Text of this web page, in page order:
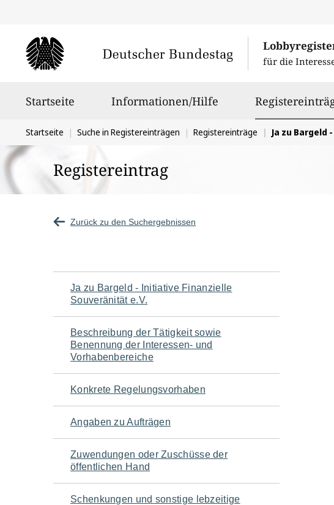
für die
Startseite Informationen/Hilfe
Sie
befinden
sich
hier:
Startseite Suche in Registereinträgen Registereinträge Ja zu Bargeld -
Registereintrag
Zurück zu den Suchergebnissen
Navigation
für
den
Seiteninhalt
Ja zu Bargeld - Initiative Finanzielle
Souveränität e.V.
Beschreibung der Tätigkeit sowie
Benennung der Interessen- und
Vorhabenbereiche
Konkrete Regelungsvorhaben
Angaben zu Aufträgen
Zuwendungen oder Zuschüsse der
öffentlichen Hand
Schenkungen und sonstige lebzeitige